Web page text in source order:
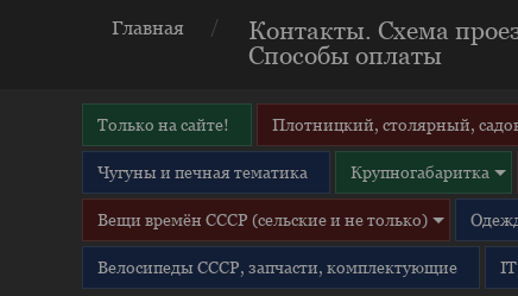
Главная
Контакты. Схема
Способы оплаты
Только на сайте! Плотницкий, столярный,
Чугуны и печная тематика Крупногабаритка
Вещи времён СССР (сельские и не только)
Велосипеды СССР, запчасти, комплектующие